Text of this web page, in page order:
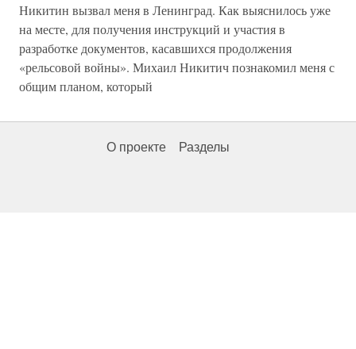
Никитин вызвал меня в Ленинград. Как выяснилось уже
на месте, для получения инструкций и участия в
разработке документов, касавшихся продолжения
«рельсовой войны». Михаил Никитич познакомил меня с
общим планом, который
О проекте Разделы